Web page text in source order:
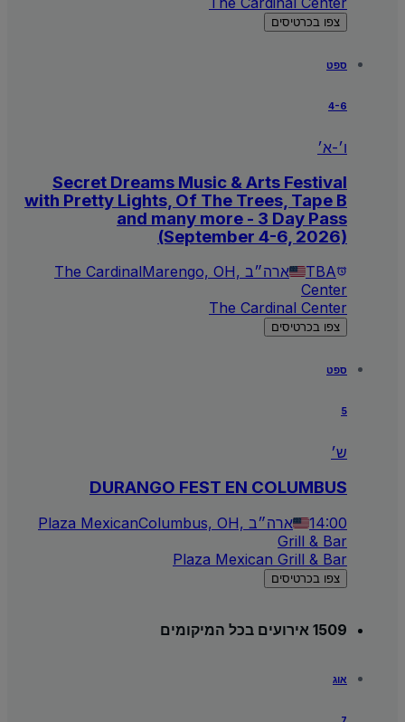
צפו בכרטיסים
ספט
4-6
ו׳-א׳
Secret Dreams Music & Arts Festival
with Pretty Lights, Of The Trees, Tape B
and many more - 3 Day Pass
(September 4-6, 2026)
TBA Marengo, OH, ארה״ב
The Cardinal
Center
The Cardinal Center
צפו בכרטיסים
ספט
ש׳
DURANGO FEST EN COLUMBUS
14:00 Columbus, OH, ארה״ב
Plaza Mexican
Grill & Bar
Plaza Mexican Grill & Bar
צפו בכרטיסים
1509 אירועים בכל המיקומים
אוג